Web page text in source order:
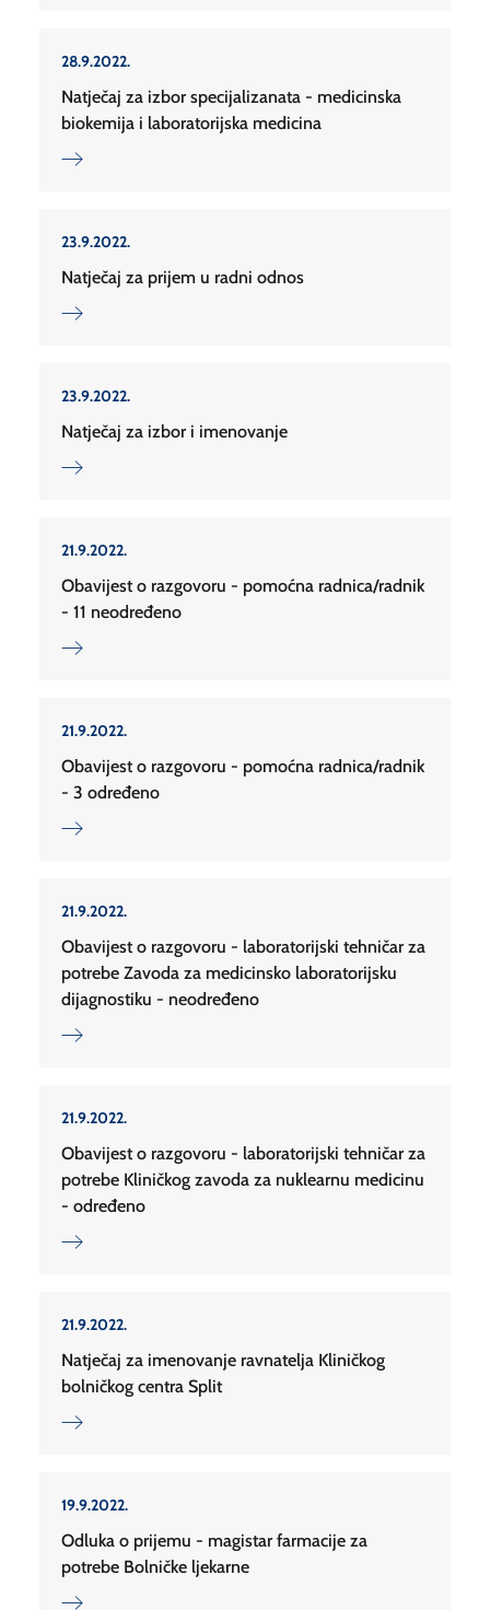
28.9.2022.
Natječaj za izbor specijalizanata - medicinska
biokemija i laboratorijska medicina
23.9.2022.
Natječaj za prijem u radni odnos
23.9.2022.
Natječaj za izbor i imenovanje
21.9.2022.
Obavijest o razgovoru - pomoćna radnica/radnik
- 11 neodređeno
21.9.2022.
Obavijest o razgovoru - pomoćna radnica/radnik
- 3 određeno
21.9.2022.
Obavijest o razgovoru - laboratorijski tehničar za
potrebe Zavoda za medicinsko laboratorijsku
dijagnostiku - neodređeno
21.9.2022.
Obavijest o razgovoru - laboratorijski tehničar za
potrebe Kliničkog zavoda za nuklearnu medicinu
- određeno
21.9.2022.
Natječaj za imenovanje ravnatelja Kliničkog
bolničkog centra Split
19.9.2022.
Odluka o prijemu - magistar farmacije za
potrebe Bolničke ljekarne